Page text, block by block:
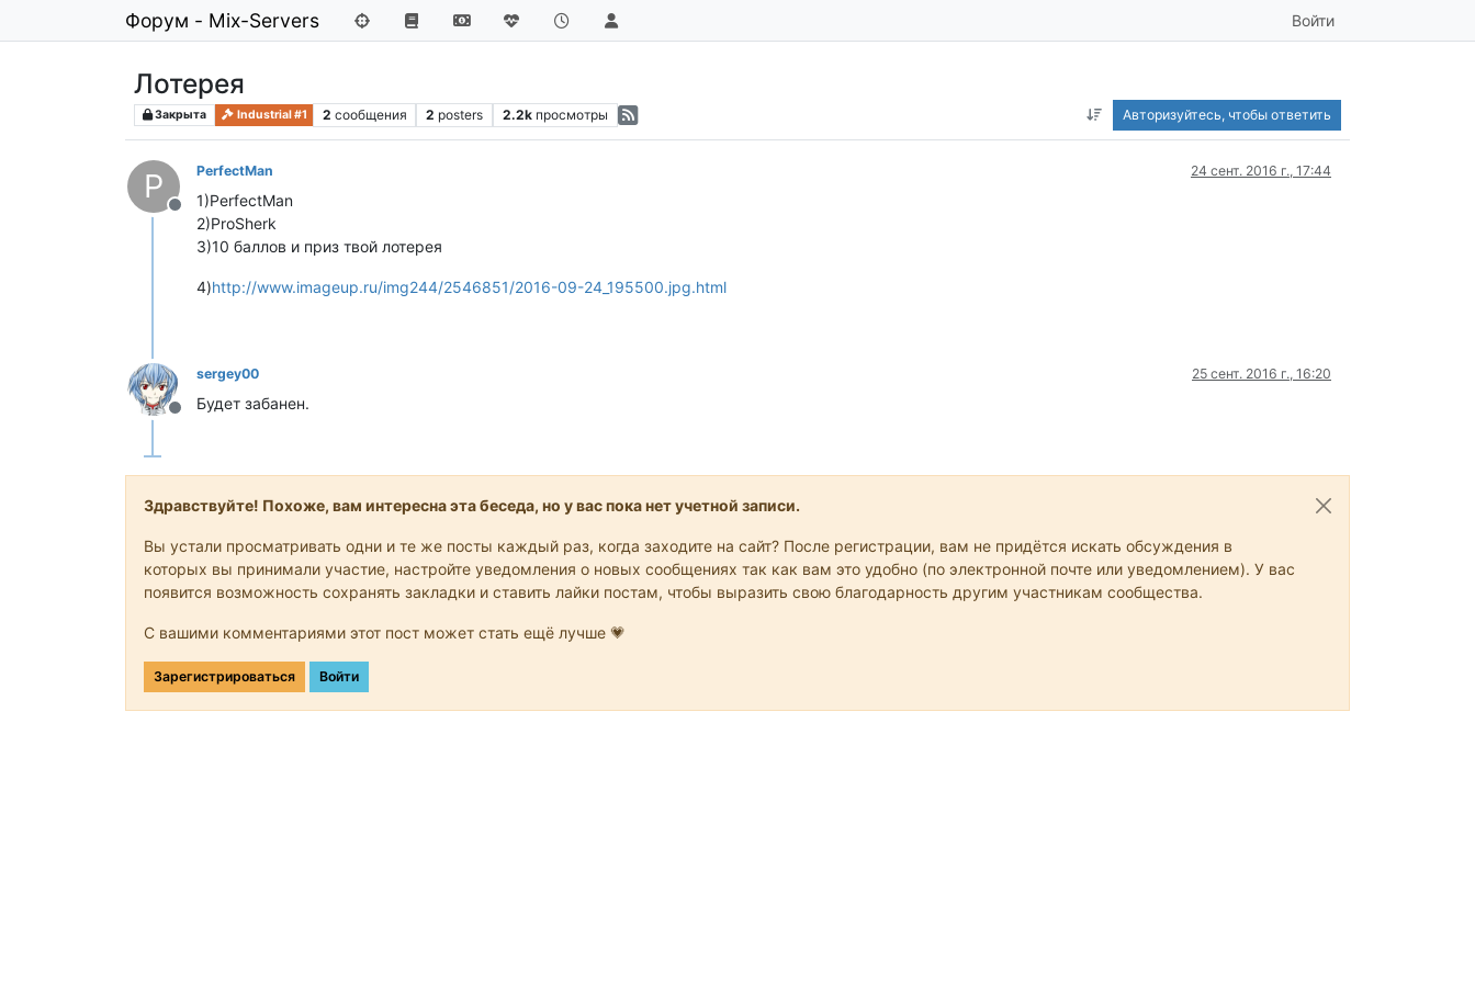
Форум - Mix-Servers Войти
Лотерея
Закрыта Industrial #1 2 сообщения 2 posters 2.2k просмотры Авторизуйтесь, чтобы ответить
P
Не в сети
PerfectMan 24 сент. 2016 г., 17:44
1)PerfectMan
2)ProSherk
3)10 баллов и приз твой лотерея
4)http://www.imageup.ru/img244/2546851/2016-09-24_195500.jpg.html
Не в сети
sergey00 25 сент. 2016 г., 16:20
Будет забанен.
Здравствуйте! Похоже, вам интересна эта беседа, но у вас пока нет учетной записи.
Вы устали просматривать одни и те же посты каждый раз, когда заходите на сайт? После регистрации, вам не придётся искать обсуждения в
которых вы принимали участие, настройте уведомления о новых сообщениях так как вам это удобно (по электронной почте или уведомлением). У вас
появится возможность сохранять закладки и ставить лайки постам, чтобы выразить свою благодарность другим участникам сообщества.
С вашими комментариями этот пост может стать ещё лучше 💗
Зарегистрироваться Войти